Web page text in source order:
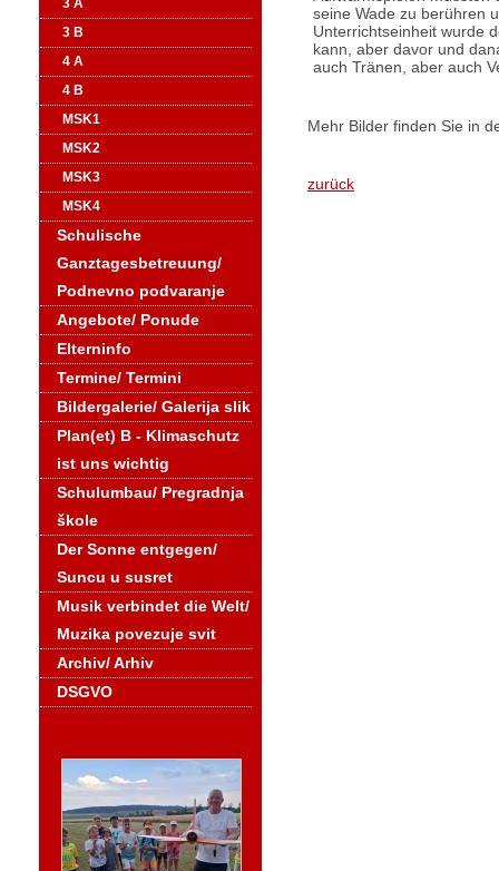
3 A
3 B
4 A
4 B
MSK1
MSK2
MSK3
MSK4
Schulische
Ganztagesbetreuung/
Podnevno podvaranje
Angebote/ Ponude
Elterninfo
Termine/ Termini
Bildergalerie/ Galerija slik
Plan(et) B - Klimaschutz
ist uns wichtig
Schulumbau/ Pregradnja
škole
Der Sonne entgegen/
Suncu u susret
Musik verbindet die Welt/
Muzika povezuje svit
Archiv/ Arhiv
DSGVO
seine Wade zu berühren
Unterrichtseinheit wurde
kann, aber davor und
auch Tränen, aber auch
Mehr Bilder finden Sie in
zurück